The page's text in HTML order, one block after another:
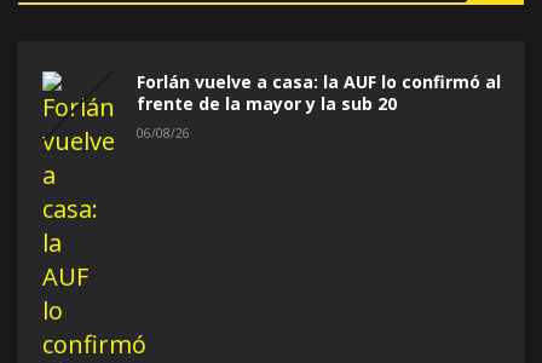
Forlán vuelve a casa: la AUF lo confirmó al
frente de la mayor y la sub 20
06/08/26